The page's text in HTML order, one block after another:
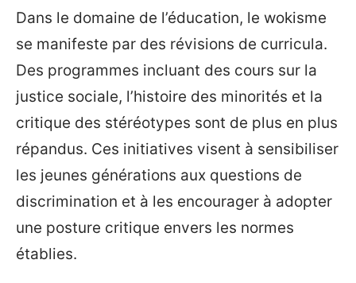
Dans le domaine de l’éducation, le wokisme
se manifeste par des révisions de curricula.
Des programmes incluant des cours sur la
justice sociale, l’histoire des minorités et la
critique des stéréotypes sont de plus en plus
répandus. Ces initiatives visent à sensibiliser
les jeunes générations aux questions de
discrimination et à les encourager à adopter
une posture critique envers les normes
établies.